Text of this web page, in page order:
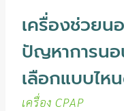
เครื่องช่วย
ปัญหาการน
เลือกแบบไห
เครื่อง CPAP